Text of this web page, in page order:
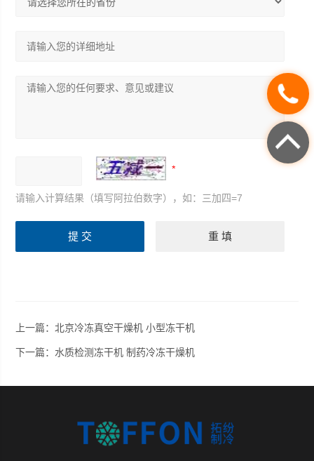
请输入计算结果（填写阿拉伯数字），如：三加四=7
上一篇： 北京冷冻真空干燥机 小型冻干机
下一篇： 水质检测冻干机 制药冷冻干燥机